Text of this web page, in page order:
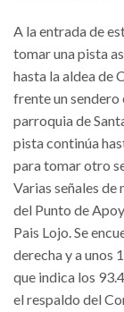
A la entrada de
tomar una pista
hasta la aldea de
frente un sendero
parroquia de
pista continúa
para tomar otro
Varias señales
del Punto de
Pais Lojo. Se
derecha y a unos
que indica los
el respaldo del